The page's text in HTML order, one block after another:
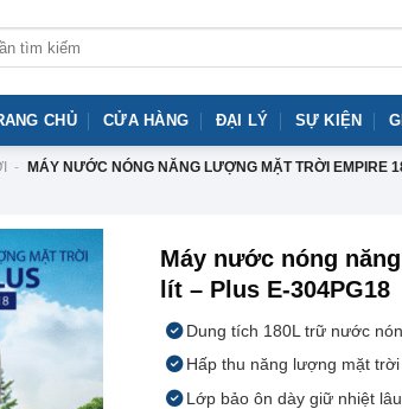
CHỦ CỬA HÀNG ĐẠI LÝ SỰ KIỆN
- MÁY NƯỚC NÓNG NĂNG LƯỢNG MẶT TRỜI EMPIRE
Máy nước nóng
lít – Plus E-304PG18
Dung tích 180L trữ nước
Hấp thu năng lượng mặt
Lớp bảo ôn dày giữ nhiệt